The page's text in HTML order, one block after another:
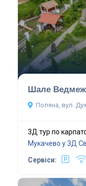
Шале
Поляна, вул.
3Д тур по
Мукачево у 3Д
Сервіси: